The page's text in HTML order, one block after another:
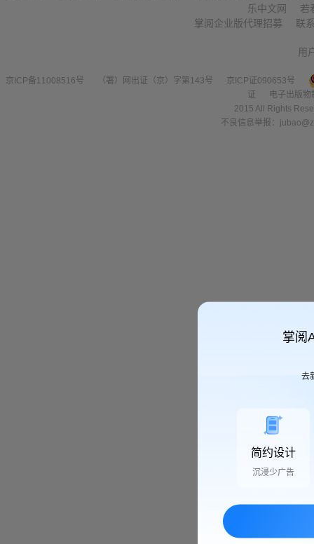
乐中文网
若
掌阅企业版代理招募
联
用
京ICP备11008516号 （署）网出证（京）字第143号
京ICP证090653号
证
电子出版
2015 All Rights
不良信息举报：
掌阅
去
简约设计
沉浸少广告